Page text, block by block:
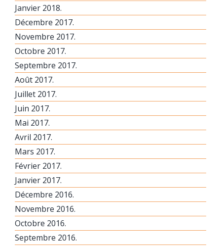
Janvier 2018.
Décembre 2017.
Novembre 2017.
Octobre 2017.
Septembre 2017.
Août 2017.
Juillet 2017.
Juin 2017.
Mai 2017.
Avril 2017.
Mars 2017.
Février 2017.
Janvier 2017.
Décembre 2016.
Novembre 2016.
Octobre 2016.
Septembre 2016.